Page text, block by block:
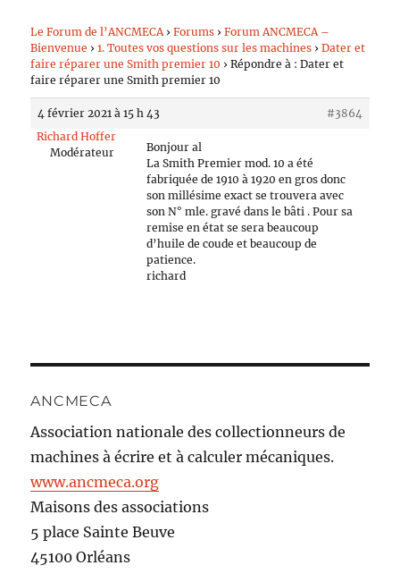
Le Forum de l’ANCMECA › Forums › Forum ANCMECA –
Bienvenue › 1. Toutes vos questions sur les machines › Dater et
faire réparer une Smith premier 10 › Répondre à : Dater et
faire réparer une Smith premier 10
4 février 2021 à 15 h 43
#3864
Richard Hoffer
Modérateur
Bonjour al
La Smith Premier mod. 10 a été
fabriquée de 1910 à 1920 en gros donc
son millésime exact se trouvera avec
son N° mle. gravé dans le bâti . Pour sa
remise en état se sera beaucoup
d’huile de coude et beaucoup de
patience.
richard
ANCMECA
Association nationale des collectionneurs de
machines à écrire et à calculer mécaniques.
www.ancmeca.org
Maisons des associations
5 place Sainte Beuve
45100 Orléans